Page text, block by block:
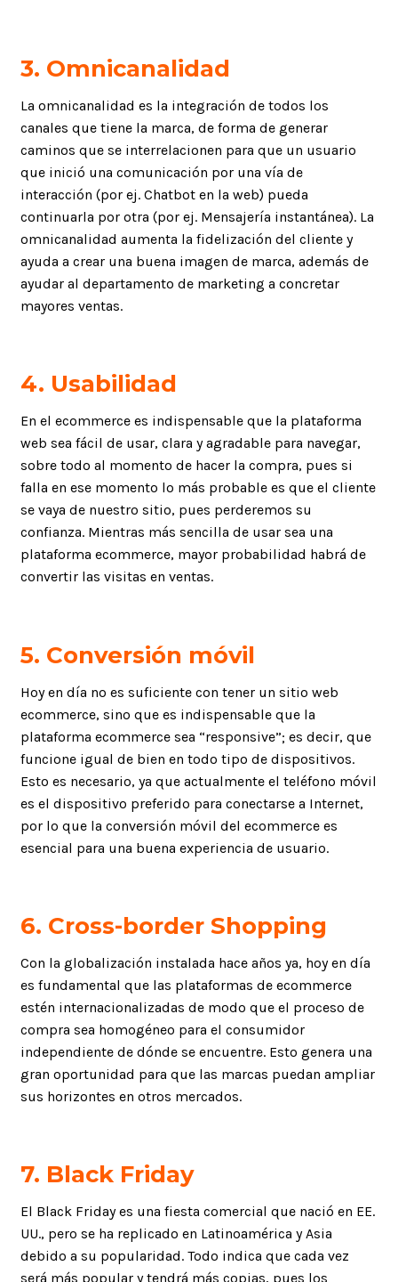
3. Omnicanalidad
La omnicanalidad es la integración de todos los
canales que tiene la marca, de forma de generar
caminos que se interrelacionen para que un usuario
que inició una comunicación por una vía de
interacción (por ej. Chatbot en la web) pueda
continuarla por otra (por ej. Mensajería instantánea). La
omnicanalidad aumenta la fidelización del cliente y
ayuda a crear una buena imagen de marca, además de
ayudar al departamento de marketing a concretar
mayores ventas.
4. Usabilidad
En el ecommerce es indispensable que la plataforma
web sea fácil de usar, clara y agradable para navegar,
sobre todo al momento de hacer la compra, pues si
falla en ese momento lo más probable es que el cliente
se vaya de nuestro sitio, pues perderemos su
confianza. Mientras más sencilla de usar sea una
plataforma ecommerce, mayor probabilidad habrá de
convertir las visitas en ventas.
5. Conversión móvil
Hoy en día no es suficiente con tener un sitio web
ecommerce, sino que es indispensable que la
plataforma ecommerce sea “responsive”; es decir, que
funcione igual de bien en todo tipo de dispositivos.
Esto es necesario, ya que actualmente el teléfono móvil
es el dispositivo preferido para conectarse a Internet,
por lo que la conversión móvil del ecommerce es
esencial para una buena experiencia de usuario.
6. Cross-border Shopping
Con la globalización instalada hace años ya, hoy en día
es fundamental que las plataformas de ecommerce
estén internacionalizadas de modo que el proceso de
compra sea homogéneo para el consumidor
independiente de dónde se encuentre. Esto genera una
gran oportunidad para que las marcas puedan ampliar
sus horizontes en otros mercados.
7. Black Friday
El Black Friday es una fiesta comercial que nació en EE.
UU., pero se ha replicado en Latinoamérica y Asia
debido a su popularidad. Todo indica que cada vez
será más popular y tendrá más copias, pues los